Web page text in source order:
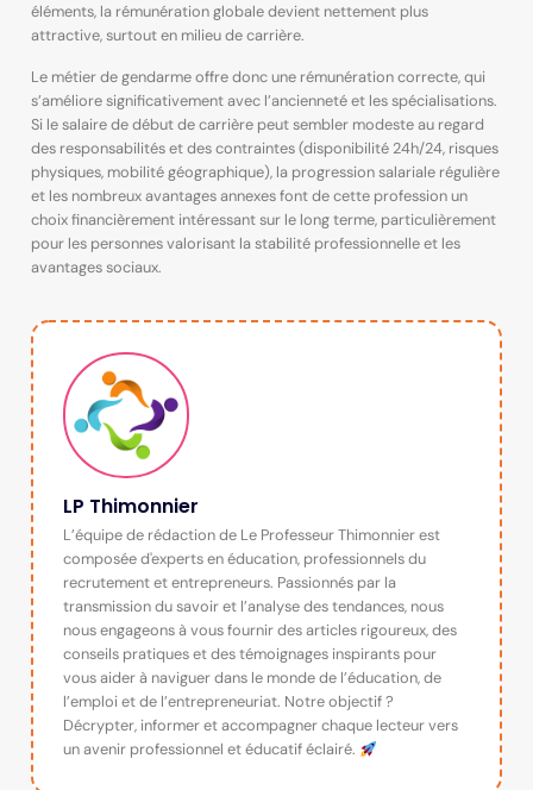
éléments, la rémunération globale devient nettement plus
attractive, surtout en milieu de carrière.
Le métier de gendarme offre donc une rémunération correcte, qui
s’améliore significativement avec l’ancienneté et les spécialisations.
Si le salaire de début de carrière peut sembler modeste au regard
des responsabilités et des contraintes (disponibilité 24h/24, risques
physiques, mobilité géographique), la progression salariale régulière
et les nombreux avantages annexes font de cette profession un
choix financièrement intéressant sur le long terme, particulièrement
pour les personnes valorisant la stabilité professionnelle et les
avantages sociaux.
LP Thimonnier
L’équipe de rédaction de Le Professeur Thimonnier est
composée d'experts en éducation, professionnels du
recrutement et entrepreneurs. Passionnés par la
transmission du savoir et l’analyse des tendances, nous
nous engageons à vous fournir des articles rigoureux, des
conseils pratiques et des témoignages inspirants pour
vous aider à naviguer dans le monde de l’éducation, de
l’emploi et de l’entrepreneuriat. Notre objectif ?
Décrypter, informer et accompagner chaque lecteur vers
un avenir professionnel et éducatif éclairé.